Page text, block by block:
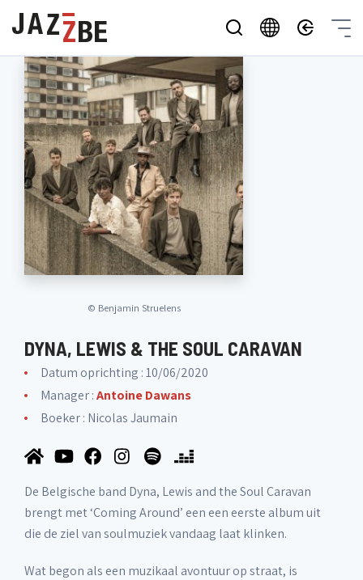
© Benjamin Struelens
DYNA, LEWIS & THE SOUL CARAVAN
Datum oprichting : 10/06/2020
Manager :Antoine Dawans
Boeker : Nicolas Jaumain
De Belgische band Dyna, Lewis and the Soul Caravan
brengt met ‘Coming Around’ een een eerste album uit
die de ziel van soulmuziek vandaag laat klinken.
Wat begon als een muzikaal avontuur op straat, is